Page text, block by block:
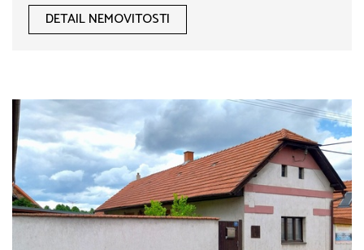
DETAIL NEMOVITOSTI